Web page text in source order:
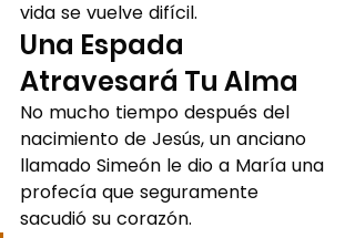
vida se vuelve difícil.
Una Espada
Atravesará Tu Alma
No mucho tiempo después del
nacimiento de Jesús, un anciano
llamado Simeón le dio a María una
profecía que seguramente
sacudió su corazón.